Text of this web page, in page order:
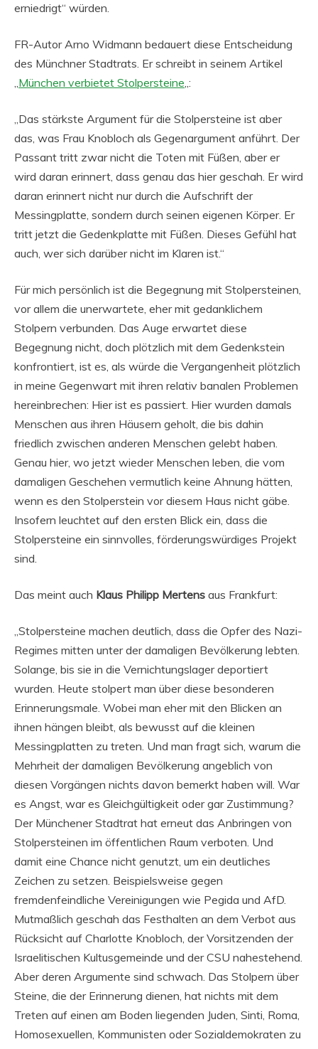
erniedrigt“ würden.
FR-Autor Arno Widmann bedauert diese Entscheidung
des Münchner Stadtrats. Er schreibt in seinem Artikel
„München verbietet Stolpersteine„:
„Das stärkste Argument für die Stolpersteine ist aber
das, was Frau Knobloch als Gegenargument anführt. Der
Passant tritt zwar nicht die Toten mit Füßen, aber er
wird daran erinnert, dass genau das hier geschah. Er wird
daran erinnert nicht nur durch die Aufschrift der
Messingplatte, sondern durch seinen eigenen Körper. Er
tritt jetzt die Gedenkplatte mit Füßen. Dieses Gefühl hat
auch, wer sich darüber nicht im Klaren ist.“
Für mich persönlich ist die Begegnung mit Stolpersteinen,
vor allem die unerwartete, eher mit gedanklichem
Stolpern verbunden. Das Auge erwartet diese
Begegnung nicht, doch plötzlich mit dem Gedenkstein
konfrontiert, ist es, als würde die Vergangenheit plötzlich
in meine Gegenwart mit ihren relativ banalen Problemen
hereinbrechen: Hier ist es passiert. Hier wurden damals
Menschen aus ihren Häusern geholt, die bis dahin
friedlich zwischen anderen Menschen gelebt haben.
Genau hier, wo jetzt wieder Menschen leben, die vom
damaligen Geschehen vermutlich keine Ahnung hätten,
wenn es den Stolperstein vor diesem Haus nicht gäbe.
Insofern leuchtet auf den ersten Blick ein, dass die
Stolpersteine ein sinnvolles, förderungswürdiges Projekt
sind.
Das meint auch Klaus Philipp Mertens aus Frankfurt:
„Stolpersteine machen deutlich, dass die Opfer des Nazi-
Regimes mitten unter der damaligen Bevölkerung lebten.
Solange, bis sie in die Vernichtungslager deportiert
wurden. Heute stolpert man über diese besonderen
Erinnerungsmale. Wobei man eher mit den Blicken an
ihnen hängen bleibt, als bewusst auf die kleinen
Messingplatten zu treten. Und man fragt sich, warum die
Mehrheit der damaligen Bevölkerung angeblich von
diesen Vorgängen nichts davon bemerkt haben will. War
es Angst, war es Gleichgültigkeit oder gar Zustimmung?
Der Münchener Stadtrat hat erneut das Anbringen von
Stolpersteinen im öffentlichen Raum verboten. Und
damit eine Chance nicht genutzt, um ein deutliches
Zeichen zu setzen. Beispielsweise gegen
fremdenfeindliche Vereinigungen wie Pegida und AfD.
Mutmaßlich geschah das Festhalten an dem Verbot aus
Rücksicht auf Charlotte Knobloch, der Vorsitzenden der
Israelitischen Kultusgemeinde und der CSU nahestehend.
Aber deren Argumente sind schwach. Das Stolpern über
Steine, die der Erinnerung dienen, hat nichts mit dem
Treten auf einen am Boden liegenden Juden, Sinti, Roma,
Homosexuellen, Kommunisten oder Sozialdemokraten zu